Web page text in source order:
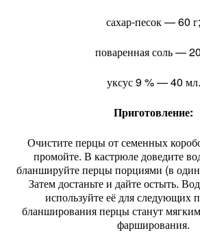
сахар-песок— 60 г;
повареннаясоль— 20
уксус9% — 40 мл.
Приготовление:
Очиститеперцыотсеменных
промойте. В кастрюледоведите
бланшируйтеперцыпорциями (в один
Затемдостаньтеи дайтеостыть.
используйтееёдляследующих
бланшированияперцыстанут
фарширования.